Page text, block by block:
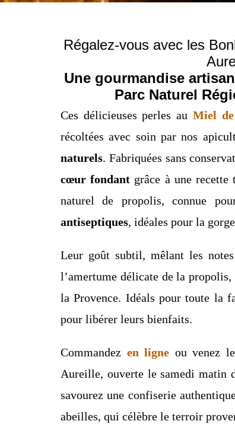
Régalez-vous avec les
Une gourmandise
Parc Naturel
Ces délicieuses perles au Miel
récoltées avec soin par nos
naturels. Fabriquées sans
cœur fondant grâce à une
naturel de propolis, connue
antiseptiques, idéales pour la
Leur goût subtil, mêlant les
l’amertume délicate de la
la Provence. Idéals pour toute la
pour libérer leurs bienfaits.
Commandez en ligne ou venez
Aureille, ouverte le samedi matin
savourez une confiserie
abeilles, qui célèbre le terroir